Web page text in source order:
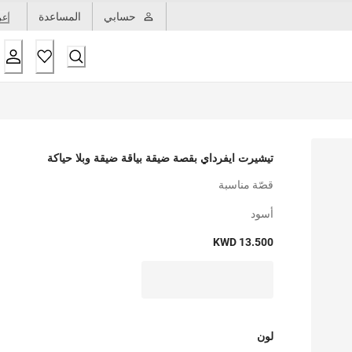
حسابي المساعدة
تيشيرت ايفرداي بقصة ضيقة بياقة ضيقة وبلا حياكة
قصّة مناسبة
أسود
KWD 13.500
لون